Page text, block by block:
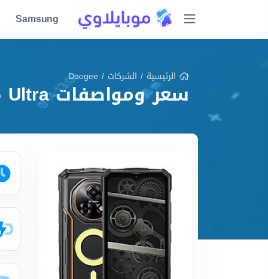
Samsung
الرئيسية / الشركات /
Doogee
سعر ومواصفات Doogee Fire 5 Ultra مميزات وعيوب وشرح شامل